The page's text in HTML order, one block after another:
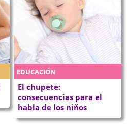
EDUCACIÓN
El chupete:
consecuencias para el
habla de los niños